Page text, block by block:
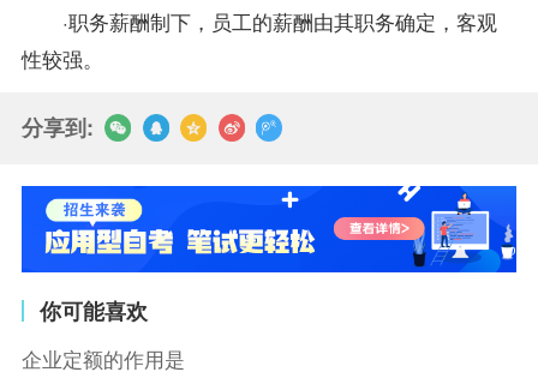
·职务薪酬制下，员工的薪酬由其职务确定，客观
性较强。
分享到:
你可能喜欢
企业定额的作用是